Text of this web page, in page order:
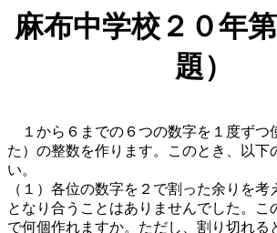
麻布中学校２０年
題）
１から６までの６つの数字を１度ずつ
た）の整数を作ります。このとき、以下
い。
（１）各位の数字を２で割った余りを
となり合うことはありませんでした。こ
で何個作れますか。ただし、割り切れる